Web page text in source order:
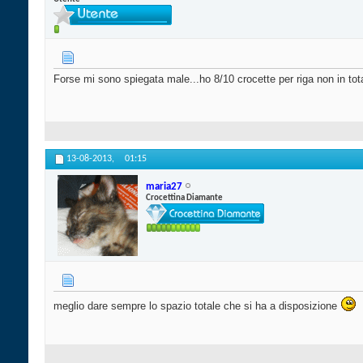
Forse mi sono spiegata male...ho 8/10 crocette per riga non in
13-08-2013, 01:15
maria27
Crocettina Diamante
meglio dare sempre lo spazio totale che si ha a disposizione